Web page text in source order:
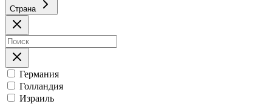
Страна
Германия
Голландия
Израиль